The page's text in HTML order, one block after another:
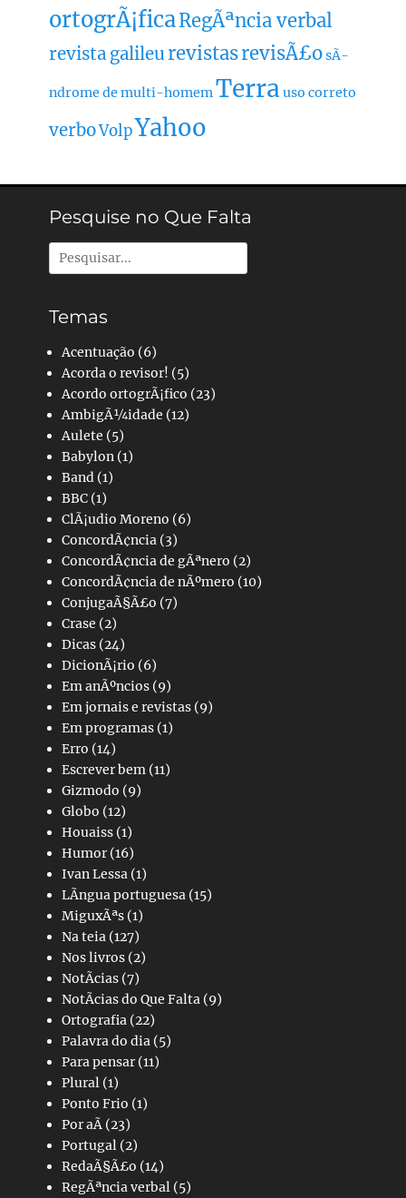
ortogrÃ¡ficaRegÃªncia verbal
revista galileurevistasrevisÃ£osÃ­
ndrome de multi-homemTerra uso correto
verboVolpYahoo
Pesquise no Que Falta
Pesquisar
por:
Temas
Acentuação (6)
Acorda o revisor! (5)
Acordo ortogrÃ¡fico (23)
AmbigÃ¼idade (12)
Aulete (5)
Babylon (1)
Band (1)
BBC (1)
ClÃ¡udio Moreno (6)
ConcordÃ¢ncia (3)
ConcordÃ¢ncia de gÃªnero (2)
ConcordÃ¢ncia de nÃºmero (10)
ConjugaÃ§Ã£o (7)
Crase (2)
Dicas (24)
DicionÃ¡rio (6)
Em anÃºncios (9)
Em jornais e revistas (9)
Em programas (1)
Erro (14)
Escrever bem (11)
Gizmodo (9)
Globo (12)
Houaiss (1)
Humor(16)
Ivan Lessa (1)
LÃ­ngua portuguesa (15)
MiguxÃªs (1)
Na teia (127)
Nos livros (2)
NotÃ­cias (7)
NotÃ­cias do Que Falta (9)
Ortografia (22)
Palavra do dia (5)
Para pensar(11)
Plural (1)
Ponto Frio (1)
Por aÃ­ (23)
Portugal (2)
RedaÃ§Ã£o (14)
RegÃªncia verbal (5)